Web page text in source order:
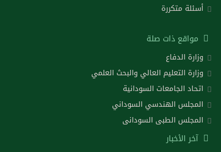
أسئلة متكررة
مواقع ذات صلة
وزارة الدفاع
وزارة التعليم العالي والبحث العلمي
اتحاد الجامعات السودانية
المجلس الهندسي السوداني
المجلس الطبى السودانى
آخر الأخبار